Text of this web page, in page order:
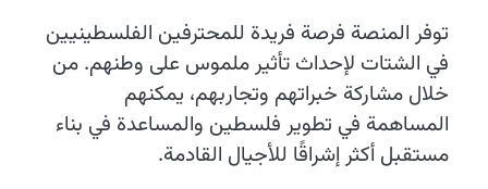
توفر المنصة فرصة فريدة للمحترفين الفلسطينيين
في الشتات لإحداث تأثير ملموس على وطنهم. من
خلال مشاركة خبراتهم وتجاربهم، يمكنهم
المساهمة في تطوير فلسطين والمساعدة في بناء
مستقبل أكثر إشراقًا للأجيال القادمة.